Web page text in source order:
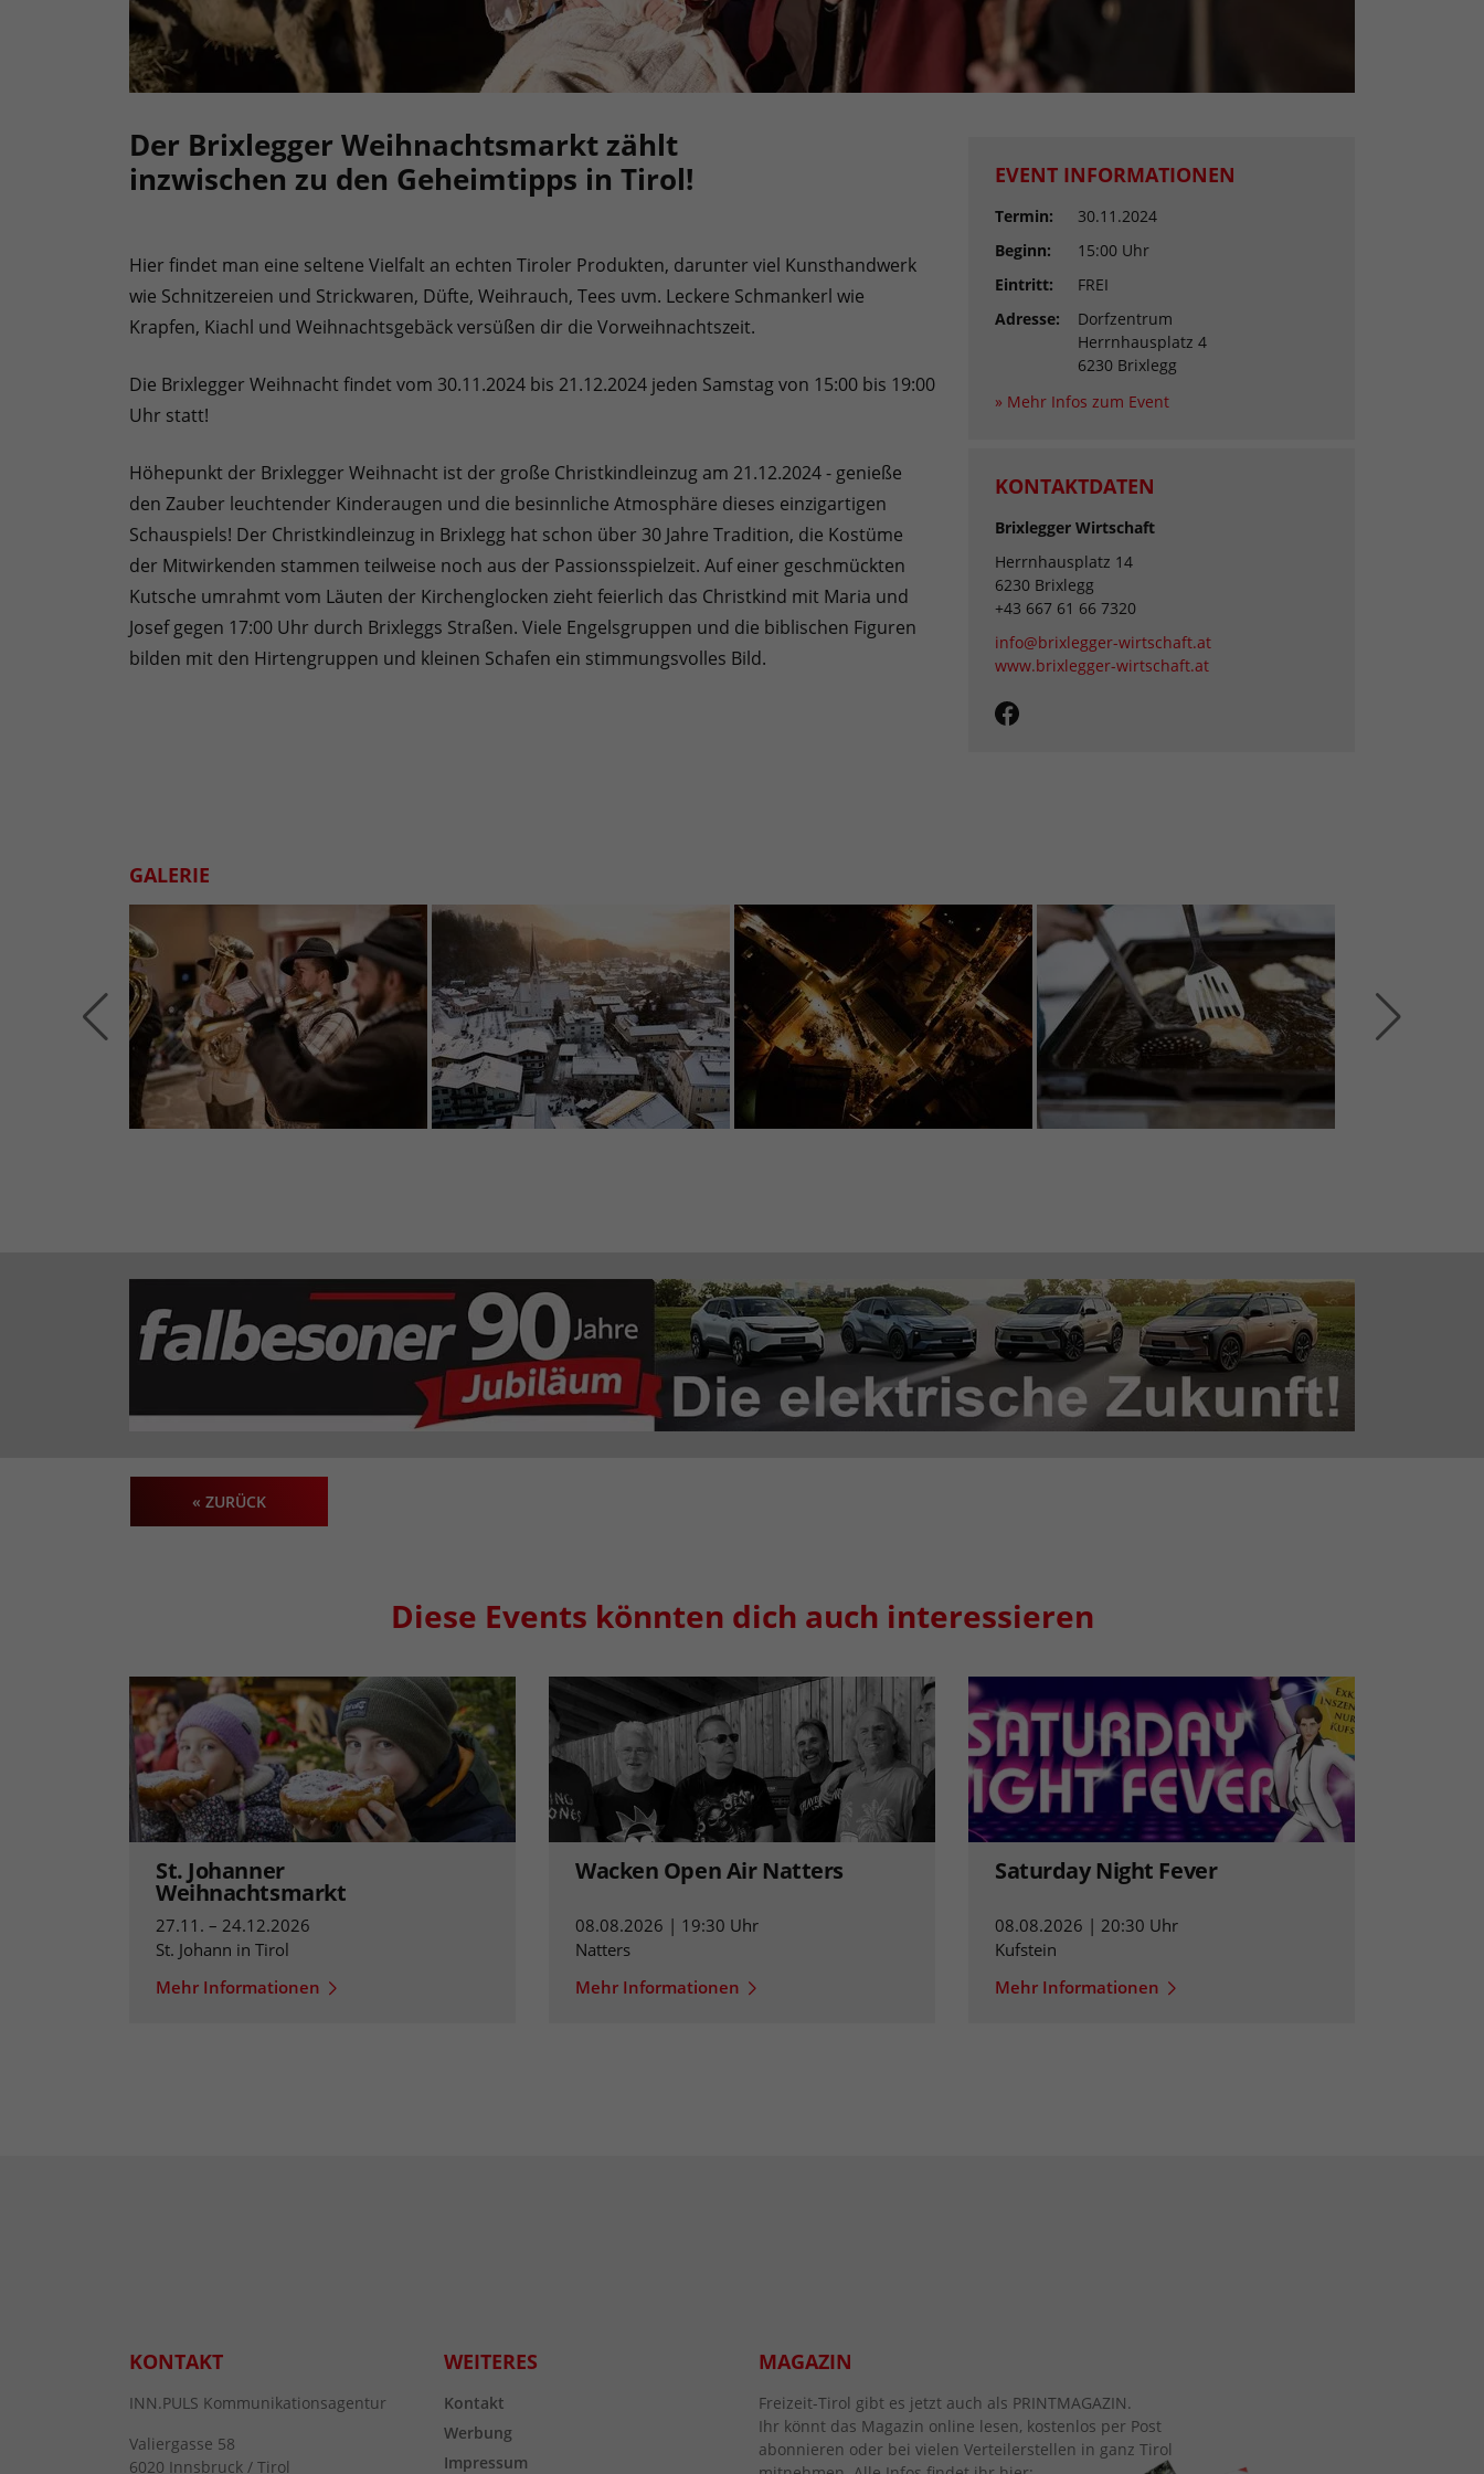
Der Brixlegger Weihnachtsmarkt zählt
inzwischen zu den Geheimtipps in Tirol!
Hier findet man eine seltene Vielfalt an echten Tiroler Produkten, darunter viel Kunsthandwerk
wie Schnitzereien und Strickwaren, Düfte, Weihrauch, Tees uvm. Leckere Schmankerl wie
Krapfen, Kiachl und Weihnachtsgebäck versüßen dir die Vorweihnachtszeit.
Die Brixlegger Weihnacht findet vom 30.11.2024 bis 21.12.2024 jeden Samstag von 15:00 bis 19:00
Uhr statt!
Höhepunkt der Brixlegger Weihnacht ist der große Christkindleinzug am 21.12.2024 - genieße
den Zauber leuchtender Kinderaugen und die besinnliche Atmosphäre dieses einzigartigen
Schauspiels! Der Christkindleinzug in Brixlegg hat schon über 30 Jahre Tradition, die Kostüme
der Mitwirkenden stammen teilweise noch aus der Passionsspielzeit. Auf einer geschmückten
Kutsche umrahmt vom Läuten der Kirchenglocken zieht feierlich das Christkind mit Maria und
Josef gegen 17:00 Uhr durch Brixleggs Straßen. Viele Engelsgruppen und die biblischen Figuren
bilden mit den Hirtengruppen und kleinen Schafen ein stimmungsvolles Bild.
EVENT INFORMATIONEN
Termin:
30.11.2024
Beginn:
15:00 Uhr
Eintritt:
FREI
Adresse:
Dorfzentrum
Herrnhausplatz 4
6230 Brixlegg
» Mehr Infos zum Event
KONTAKTDATEN
Brixlegger Wirtschaft
Herrnhausplatz 14
6230 Brixlegg
+43 667 61 66 7320
info@brixlegger-wirtschaft.at
www.brixlegger-wirtschaft.at
GALERIE
« ZURÜCK
Diese Events könnten dich auch interessieren
St. Johanner
Weihnachtsmarkt
27.11. – 24.12.2026
St. Johann in Tirol
Mehr Informationen
Wacken Open Air Natters
08.08.2026 | 19:30 Uhr
Natters
Mehr Informationen
Saturday Night Fever
08.08.2026 | 20:30 Uhr
Kufstein
Mehr Informationen
KONTAKT
INN.PULS Kommunikationsagentur
Valiergasse 58
6020 Innsbruck / Tirol
WEITERES
Kontakt
Werbung
Impressum
MAGAZIN
Freizeit-Tirol gibt es jetzt auch als PRINTMAGAZIN.
Ihr könnt das Magazin online lesen, kostenlos per Post
abonnieren oder bei vielen Verteilerstellen in ganz Tirol